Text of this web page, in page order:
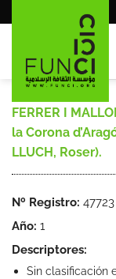
al
FERRER I
la Corona
LLUCH, Roser).
Nº Registro: 47723
Año: 1
Descriptores:
Sin clasificación